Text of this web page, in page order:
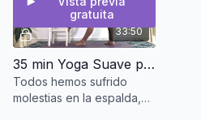
33:50
gratuita
35 min Yoga Suave para tu espalda | Clase Restaurativa con silla
Todos hemos sufrido
molestias en la espalda,